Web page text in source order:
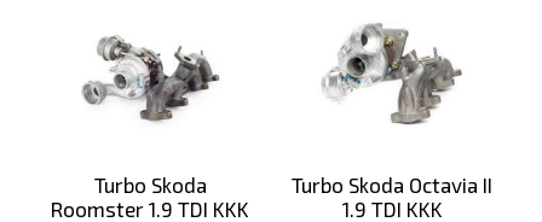
Turbo Skoda
Roomster 1.9 TDI KKK
Turbo Skoda Octavia II
1.9 TDI KKK